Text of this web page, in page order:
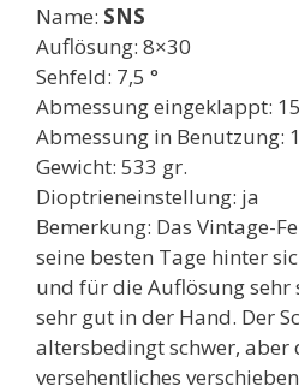
Name: SNS
Auflösung: 8×30
Sehfeld: 7,5 °
Abmessung eingeklappt:
Abmessung in Benutzung:
Gewicht: 533 gr.
Dioptrieneinstellung: ja
Bemerkung: Das Vintage-
seine besten Tage hinter
und für die Auflösung sehr
sehr gut in der Hand. Der
altersbedingt schwer, aber
versehentliches